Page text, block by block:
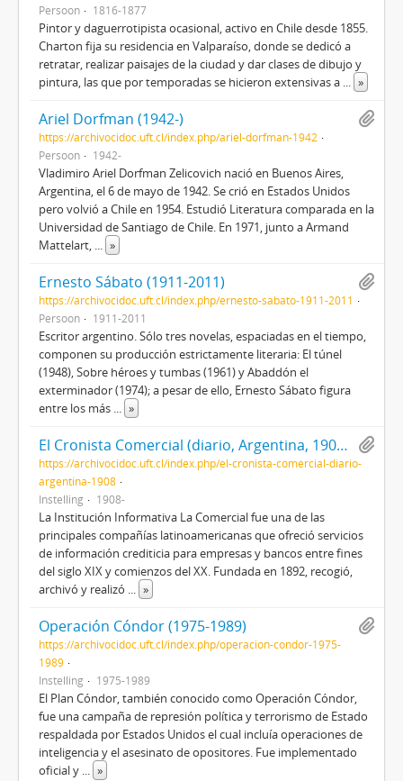
Persoon
1816-1877
Pintor y daguerrotipista ocasional, activo en Chile desde 1855.
Charton fija su residencia en Valparaíso, donde se dedicó a
retratar, realizar paisajes de la ciudad y dar clases de dibujo y
pintura, las que por temporadas se hicieron extensivas a ... »
Ariel Dorfman (1942-)
https://archivocidoc.uft.cl/index.php/ariel-dorfman-1942
Persoon
1942-
Vladimiro Ariel Dorfman Zelicovich nació en Buenos Aires,
Argentina, el 6 de mayo de 1942. Se crió en Estados Unidos
pero volvió a Chile en 1954. Estudió Literatura comparada en la
Universidad de Santiago de Chile. En 1971, junto a Armand
Mattelart, ... »
Ernesto Sábato (1911-2011)
https://archivocidoc.uft.cl/index.php/ernesto-sabato-1911-2011
Persoon
1911-2011
Escritor argentino. Sólo tres novelas, espaciadas en el tiempo,
componen su producción estrictamente literaria: El túnel
(1948), Sobre héroes y tumbas (1961) y Abaddón el
exterminador (1974); a pesar de ello, Ernesto Sábato figura
entre los más ... »
El Cronista Comercial (diario, Argentina, 1908-)
https://archivocidoc.uft.cl/index.php/el-cronista-comercial-diario-
argentina-1908
Instelling
1908-
La Institución Informativa La Comercial fue una de las
principales compañías latinoamericanas que ofreció servicios
de información crediticia para empresas y bancos entre fines
del siglo XIX y comienzos del XX. Fundada en 1892, recogió,
archivó y realizó ... »
Operación Cóndor (1975-1989)
https://archivocidoc.uft.cl/index.php/operacion-condor-1975-
1989
Instelling
1975-1989
El Plan Cóndor, también conocido como Operación Cóndor,
fue una campaña de represión política y terrorismo de Estado
respaldada por Estados Unidos el cual incluía operaciones de
inteligencia y el asesinato de opositores. Fue implementado
oficial y ... »